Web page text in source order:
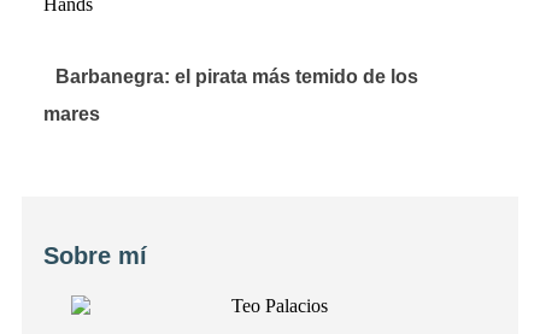
Barbanegra: el pirata más temido de los
mares
Sobre mí